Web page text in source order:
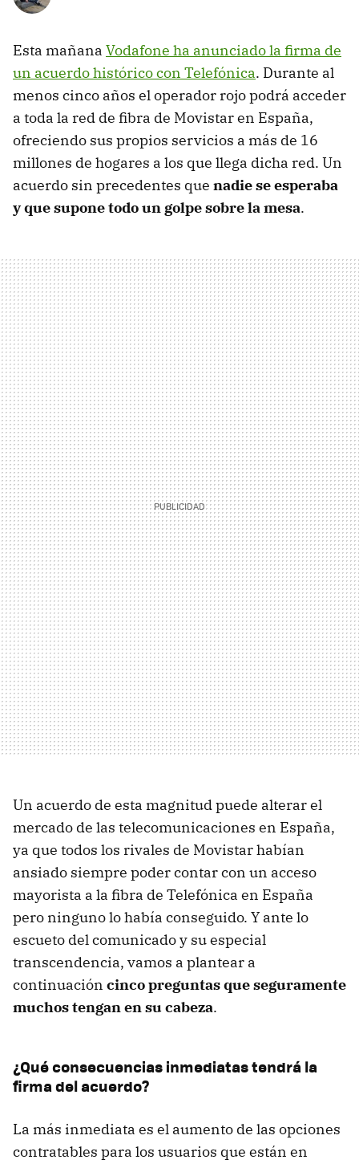
Esta mañana Vodafone ha anunciado la firma de
un acuerdo histórico con Telefónica. Durante al
menos cinco años el operador rojo podrá acceder
a toda la red de fibra de Movistar en España,
ofreciendo sus propios servicios a más de 16
millones de hogares a los que llega dicha red. Un
acuerdo sin precedentes que nadie se esperaba
y que supone todo un golpe sobre la mesa.
Un acuerdo de esta magnitud puede alterar el
mercado de las telecomunicaciones en España,
ya que todos los rivales de Movistar habían
ansiado siempre poder contar con un acceso
mayorista a la fibra de Telefónica en España
pero ninguno lo había conseguido. Y ante lo
escueto del comunicado y su especial
transcendencia, vamos a plantear a
continuación cinco preguntas que seguramente
muchos tengan en su cabeza.
¿Qué consecuencias inmediatas tendrá la
firma del acuerdo?
La más inmediata es el aumento de las opciones
contratables para los usuarios que están en